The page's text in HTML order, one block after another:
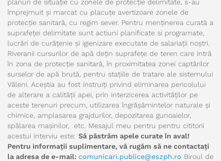
planuri de situație cu zonele de protecție delimitate, s-au
împrejmuit și marcat cu placuțe avertizoare zonele de
protecție sanitară, cu regim sever. Pentru menținerea curată a
suprafeței delimitate sunt actiuni planificate si programate,
lucrări de curățenie și igienizare executate de salariații noștri.
Riveranii cursurilor de apă dețin suprafețe de teren care intră
în zona de protecție sanitară, în proximitatea zonei captărilor
surselor de apă brută, pentru stațiile de tratare ale sistemului
Văleni. Aceștia au fost instruiți privind eliminarea pericolului
de alterare a calității apei, prin interzicerea activităților pe
aceste terenuri precum, utilizarea îngrășămintelor naturale și
chimice, amplasarea grajdurilor, depozitarea gunoaielor,
spălarea mașinilor, etc. Mesajul meu pentru pentru cititorii
acestui interviu este: Să păstrăm apele curate în aval!
Pentru informații suplimentare, vă rugăm să ne contactați
la adresa de e-mail: comunicari.publice@eszph.ro Biroul de